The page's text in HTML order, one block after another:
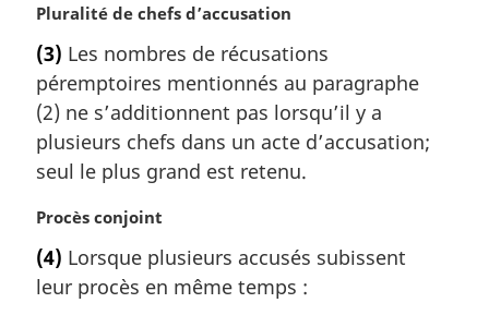
n
a
e
:
N
t
e
m
r
g
n
a
l
e
Pluralité de chefs d’accusation
(3) Les nombres de récusations
péremptoires mentionnés au paragraphe
(2) ne s’additionnent pas lorsqu’il y a
plusieurs chefs dans un acte d’accusation;
seul le plus grand est retenu.
N
t
e
Procès conjoint
(4) Lorsque plusieurs accusés subissent
leur procès en même temps :